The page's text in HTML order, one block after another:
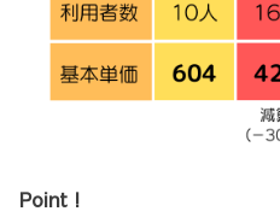
Point !